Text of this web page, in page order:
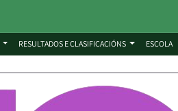
RESULTADOS E CLASIFICACIÓNS ESCOLA